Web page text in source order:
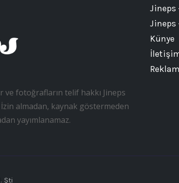
ve fotoğrafların telif hakkı Jineps
İzin almadan, kaynak göstermeden
yayımlanamaz.
Jineps
Jineps
Künye
Şti